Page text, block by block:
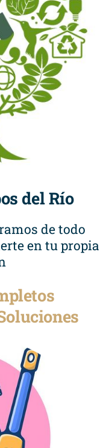
del Río
de todo
en tu propia